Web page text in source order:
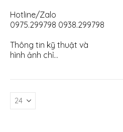
Hotline/Zalo
0975.299798 0938.299798
Thông tin kỹ thuật và
hình ảnh chỉ…